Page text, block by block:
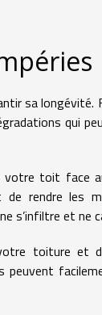
sa longévité.
qui
toit face
rendre les
s’infiltre et ne
toiture et
peuvent